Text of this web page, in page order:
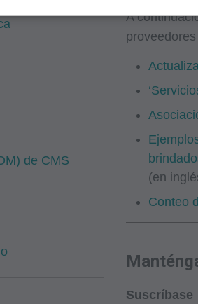
de CMS
A
(en
Conteo
Suscríbase
Determinaciones de Cobertura Local
Boletines/Hojas Informativas,
Memorandos del Programa e
Materiales Educacionales/de
Correos especiales,
administrados por los Centros de
como Administración de
Administration). Usted acepta tomar